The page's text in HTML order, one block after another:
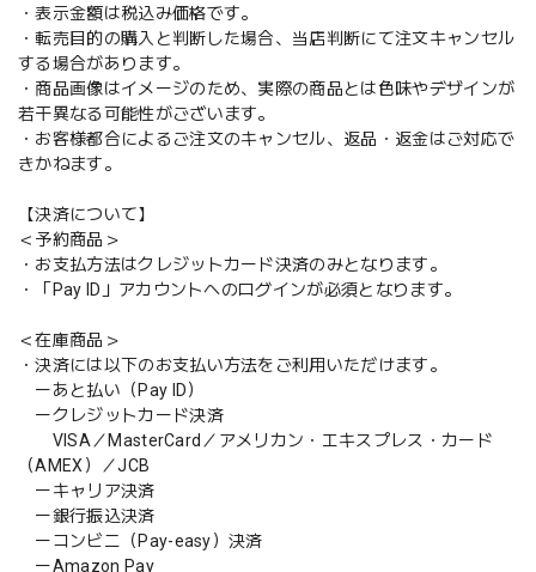
・表示金額は税込み価格です。
・転売目的の購入と判断した場合、当店判断にて注文キャンセル
する場合があります。
・商品画像はイメージのため、実際の商品とは色味やデザインが
若干異なる可能性がございます。
・お客様都合によるご注文のキャンセル、返品・返金はご対応で
きかねます。
【決済について】
＜予約商品＞
・お支払方法はクレジットカード決済のみとなります。
・「Pay ID」アカウントへのログインが必須となります。
＜在庫商品＞
・決済には以下のお支払い方法をご利用いただけます。
ーあと払い（Pay ID）
ークレジットカード決済
VISA／MasterCard／アメリカン・エキスプレス・カード
（AMEX）／JCB
ーキャリア決済
ー銀行振込決済
ーコンビニ（Pay-easy）決済
ーAmazon Pay